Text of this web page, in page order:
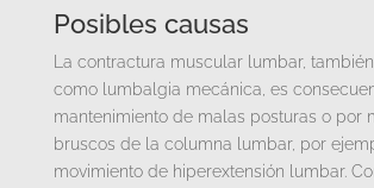
Posibles causas
La contractura muscular lumbar,
como lumbalgia mecánica, es
mantenimiento de malas posturas o por
bruscos de la columna lumbar, por
movimiento de hiperextensión lumbar.